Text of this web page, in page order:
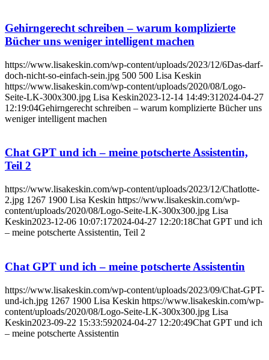
Gehirngerecht schreiben – warum komplizierte
Bücher uns weniger intelligent machen
https://www.lisakeskin.com/wp-content/uploads/2023/12/6Das-darf-
doch-nicht-so-einfach-sein.jpg 500 500 Lisa Keskin
https://www.lisakeskin.com/wp-content/uploads/2020/08/Logo-
Seite-LK-300x300.jpg Lisa Keskin2023-12-14 14:49:31 2024-04-27
12:19:04Gehirngerecht schreiben – warum komplizierte Bücher uns
weniger intelligent machen
Chat GPT und ich – meine potscherte Assistentin,
Teil 2
https://www.lisakeskin.com/wp-content/uploads/2023/12/Chatlotte-
2.jpg 1267 1900 Lisa Keskin https://www.lisakeskin.com/wp-
content/uploads/2020/08/Logo-Seite-LK-300x300.jpg Lisa
Keskin2023-12-06 10:07:172024-04-27 12:20:18Chat GPT und ich
– meine potscherte Assistentin, Teil 2
Chat GPT und ich – meine potscherte Assistentin
https://www.lisakeskin.com/wp-content/uploads/2023/09/Chat-GPT-
und-ich.jpg 1267 1900 Lisa Keskin https://www.lisakeskin.com/wp-
content/uploads/2020/08/Logo-Seite-LK-300x300.jpg Lisa
Keskin2023-09-22 15:33:592024-04-27 12:20:49Chat GPT und ich
– meine potscherte Assistentin